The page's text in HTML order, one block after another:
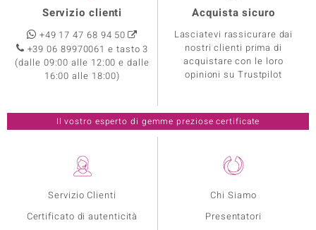
Servizio Clienti
Certificato di autenticità
Chi Siamo
Presentatori
Servizio clienti
+49 17 47 68 94 50
+39 06 89970061 e tasto 3
(dalle 09:00 alle 12:00 e dalle
16:00 alle 18:00)
Acquista sicuro
Lasciatevi rassicurare dai
nostri clienti prima di
acquistare con le loro
opinioni su Trustpilot
Il vostro esperto di gemme preziose certificate